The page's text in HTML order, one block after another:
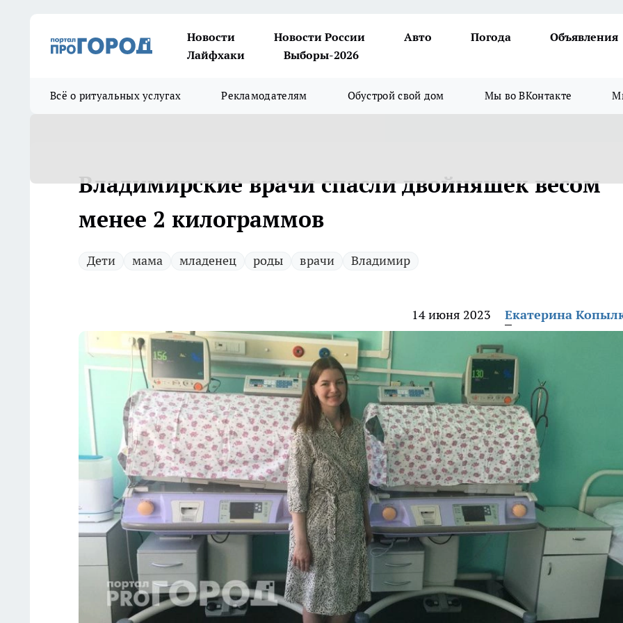
Новости Новости России Авто Погода
Объявления
Лайфхаки
Выборы-2026
Всё о ритуальных услугах Рекламодателям Обустрой свой дом Мы во ВКонтакте
Владимирские врачи спасли двойняшек весом
менее 2 килограммов
Дети мама младенец роды врачи Владимир
14 июня 2023 Екатерина